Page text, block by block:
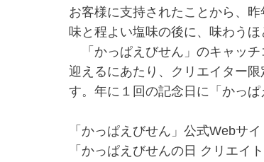
お客様に支持されたことから、
味と程よい塩味の後に、味わう
「かっぱえびせん」のキャッチ
迎えるにあたり、クリエイター
す。年に１回の記念日に「かっ
「かっぱえびせん」公式Webサイ
「かっぱえびせんの日 クリエイ